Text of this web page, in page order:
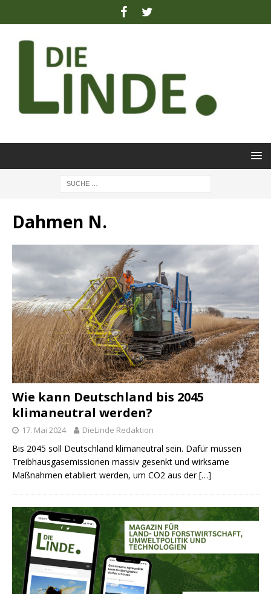
Dahmen N.
Wie kann Deutschland bis 2045
klimaneutral werden?
17. Mai 2024 DieLinde Redaktion
Bis 2045 soll Deutschland klimaneutral sein. Dafür müssen
Treibhausgasemissionen massiv gesenkt und wirksame
Maßnahmen etabliert werden, um CO2 aus der[…]